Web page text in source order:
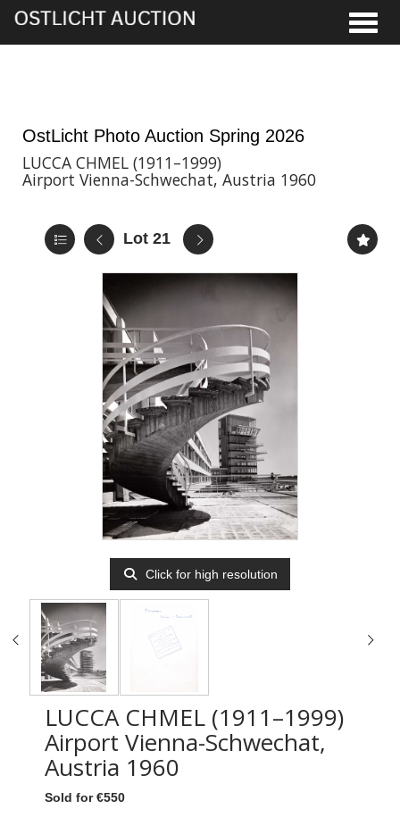
OstLicht Photo Auction Spring 2026
LUCCA CHMEL (1911–1999)
Airport Vienna-Schwechat, Austria 1960
Lot 21
Click for high resolution
LUCCA CHMEL (1911–1999)
Airport Vienna-Schwechat,
Austria 1960
Sold for €550